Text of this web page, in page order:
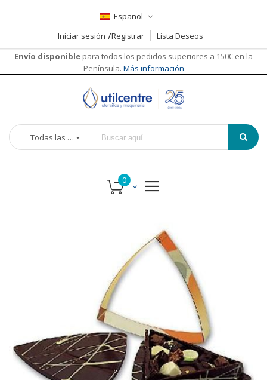
Español
Iniciar sesión
Registrar
Lista Deseos
Envío disponible para todos los pedidos superiores a 150€ en la
Península. Más información
Todas las categorías